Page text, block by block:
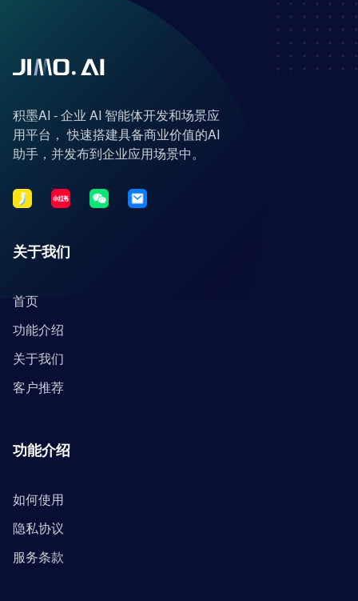
积墨AI - 企业 AI 智能体开发和场景应
用平台， 快速搭建具备商业价值的AI
助手，并发布到企业应用场景中。
关于我们
首页
功能介绍
关于我们
客户推荐
功能介绍
如何使用
隐私协议
服务条款